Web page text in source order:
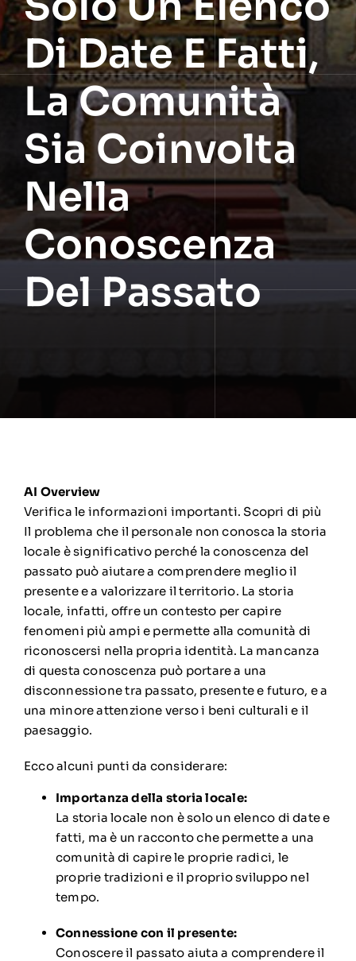
Di Date E Fatti,
La Comunità
Sia Coinvolta
Nella
Conoscenza
Del Passato
AI Overview
Verifica le informazioni importanti. Scopri di più
Il problema che il personale non conosca la storia
locale è significativo perché la conoscenza del
passato può aiutare a comprendere meglio il
presente e a valorizzare il territorio. La storia
locale, infatti, offre un contesto per capire
fenomeni più ampi e permette alla comunità di
riconoscersi nella propria identità. La mancanza
di questa conoscenza può portare a una
disconnessione tra passato, presente e futuro, e a
una minore attenzione verso i beni culturali e il
paesaggio.
Ecco alcuni punti da considerare:
Importanza della storia locale:
La storia locale non è solo un elenco di date e
fatti, ma è un racconto che permette a una
comunità di capire le proprie radici, le
proprie tradizioni e il proprio sviluppo nel
tempo.
Connessione con il presente:
Conoscere il passato aiuta a comprendere il